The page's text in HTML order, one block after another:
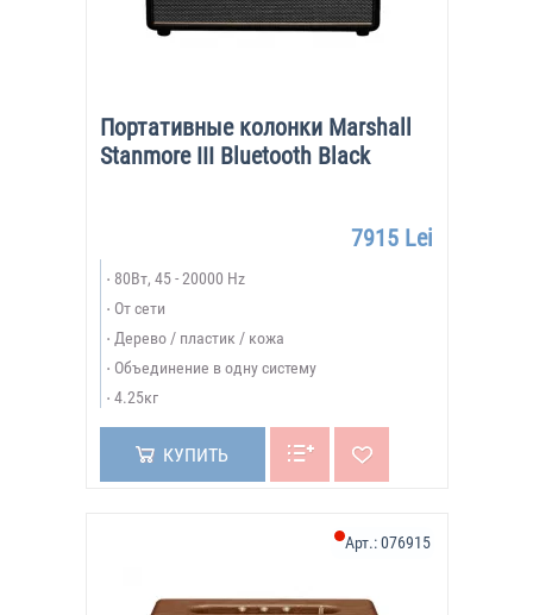
Портативные колонки Marshall
Stanmore III Bluetooth Black
7915 Lei
80Вт, 45 - 20000 Hz
От сети
Дерево / пластик / кожа
Объединение в одну систему
4.25кг
КУПИТЬ
Арт.:076915